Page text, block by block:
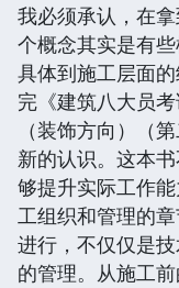
我必须承认，在
个概念其实是有
具体到施工层面
完《建筑八大员
（装饰方向）（
新的认识。这本
够提升实际工作
工组织和管理的
进行，不仅仅是
的管理。从施工